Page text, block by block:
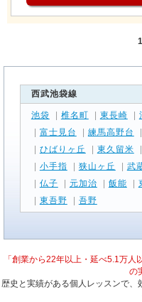
西武池袋線
池袋 椎名町 東長崎
富士見台 練馬高野台
ひばりヶ丘 東久留米
小手指 狭山ヶ丘 武
仏子 元加治 飯能
東吾野 吾野
「創業から22年以上・延べ5.1万
の
歴史と実績がある個人レッスンで、